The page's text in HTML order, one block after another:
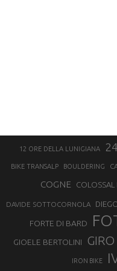
12 ORE DELLA LUNIGIANA
BIKE TRANSALP BOULDERING
COGNE COLOSSAL
DAVIDE SOTTOCORNOLA
FORTE DI BARD
GIOELE BERTOLINI
IRON BIKE